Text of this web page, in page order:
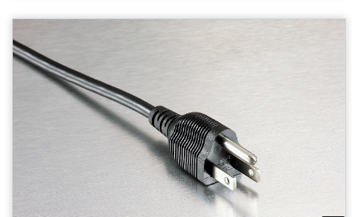
SV 18AWG x3C
SVE 18AWG x 3C
SJE 18AWG x 3C